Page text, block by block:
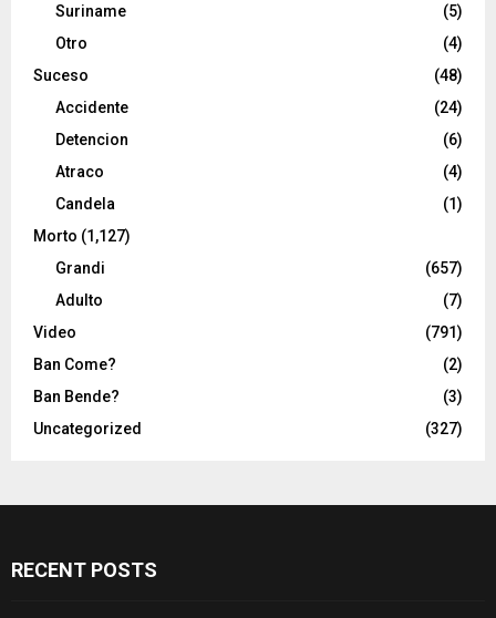
Suriname
(5)
Otro
(4)
Suceso
(48)
Accidente
(24)
Detencion
(6)
Atraco
(4)
Candela
(1)
Morto (1,127)
Grandi
(657)
Adulto
(7)
Video
(791)
Ban Come?
(2)
Ban Bende?
(3)
Uncategorized
(327)
RECENT POSTS